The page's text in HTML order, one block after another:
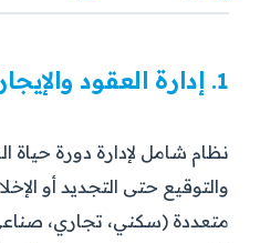
1. إدارة العقود والإيجارات المتقدمة
نظام شامل لإدارة دورة حياة
والتوقيع حتى التجديد أو
متعددة (سكني، تجاري،